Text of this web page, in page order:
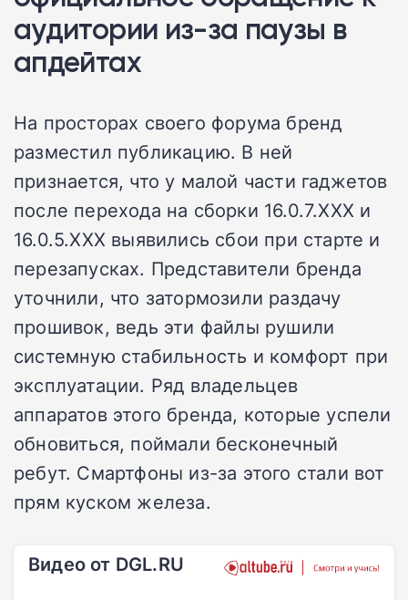
аудитории из-за паузы в
апдейтах
На просторах своего форума бренд
разместил публикацию. В ней
признается, что у малой части гаджетов
после перехода на сборки 16.0.7.XXX и
16.0.5.XXX выявились сбои при старте и
перезапусках. Представители бренда
уточнили, что затормозили раздачу
прошивок, ведь эти файлы рушили
системную стабильность и комфорт при
эксплуатации. Ряд владельцев
аппаратов этого бренда, которые успели
обновиться, поймали бесконечный
ребут. Смартфоны из-за этого стали вот
прям куском железа.
Видео от DGL.RU